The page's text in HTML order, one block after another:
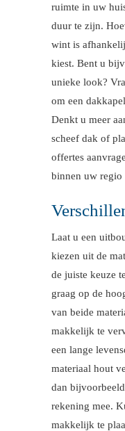
ruimte in uw
duur te zijn.
wint is
kiest. Bent u
unieke look?
om een
Denkt u meer
scheef dak of
offertes
binnen uw regio
Laat u een
kiezen uit de
de juiste keuze
graag op de
van beide
makkelijk te
een lange
materiaal hout
dan
rekening mee.
makkelijk te